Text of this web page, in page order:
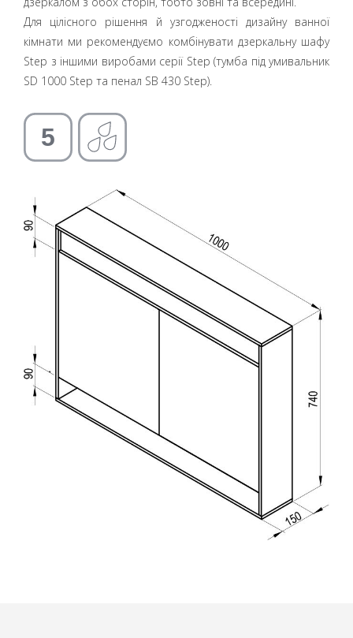
Для цілісного рішення й узгодженості дизайну ванної
кімнати ми рекомендуємо комбінувати дзеркальну шафу
Step з іншими виробами серії Step (тумба під умивальник
SD 1000 Step та пенал SB 430 Step).